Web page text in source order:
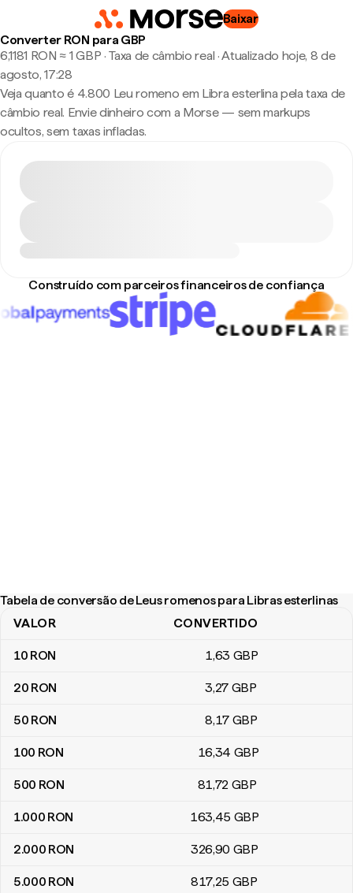
Baixar
Converter RON para GBP
6,1181 RON ≈ 1 GBP · Taxa de câmbio real ·Atualizado hoje, 8 de
agosto, 17:28
Veja quanto é 4.800 Leu romeno em Libra esterlina pela taxa de
câmbio real. Envie dinheiro com a Morse — sem markups
ocultos, sem taxas infladas.
Construído com parceiros financeiros de confiança
Tabela de conversão de Leus romenos para Libras esterlinas
Tabela de conversão de Leus romenos para Libras esterlinas
VALOR CONVERTIDO
10 RON 1,63 GBP
20 RON 3,27 GBP
50 RON 8,17 GBP
100 RON 16,34 GBP
500 RON 81,72 GBP
1.000 RON 163,45 GBP
2.000 RON 326,90 GBP
5.000 RON 817,25 GBP